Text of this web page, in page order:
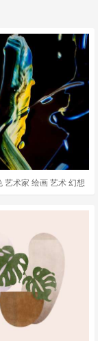
艺术家 绘画 艺术 幻想